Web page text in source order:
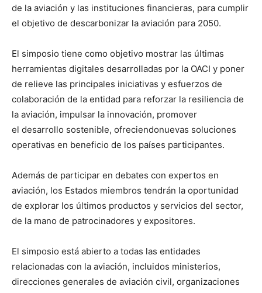
de la aviación y las instituciones financieras, para cumplir
el objetivo de descarbonizar la aviación para 2050.
El simposio tiene como objetivo mostrar las últimas
herramientas digitales desarrolladas por la OACI y poner
de relieve las principales iniciativas y esfuerzos de
colaboración de la entidad para reforzar la resiliencia de
la aviación, impulsar la innovación, promover
el desarrollo sostenible, ofreciendonuevas soluciones
operativas en beneficio de los países participantes.
Además de participar en debates con expertos en
aviación, los Estados miembros tendrán la oportunidad
de explorar los últimos productos y servicios del sector,
de la mano de patrocinadores y expositores.
El simposio está abierto a todas las entidades
relacionadas con la aviación, incluidos ministerios,
direcciones generales de aviación civil, organizaciones